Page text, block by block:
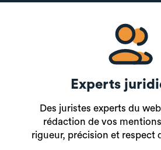
Experts
Des juristes experts du
rédaction de vos
rigueur, précision et respect